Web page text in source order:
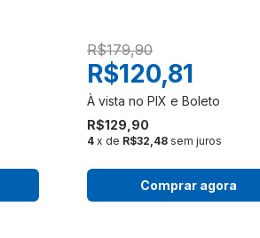
R$179,90
R$129,90
R$120,81
4 x de R$32,48 sem juros
Comprar agora